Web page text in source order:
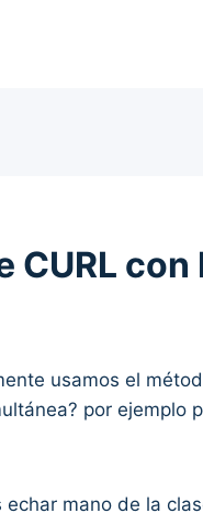
con
usamos el
por
mano de la